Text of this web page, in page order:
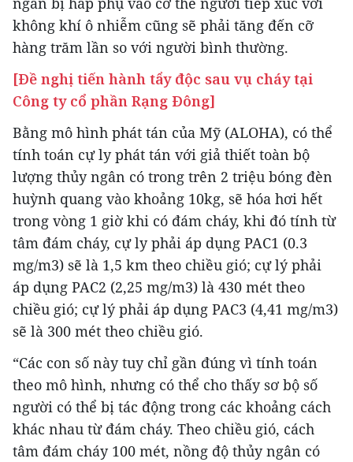
không khí ô nhiễm cũng sẽ phải tăng đến cỡ
hàng trăm lần so với người bình thường.
[Đề nghị tiến hành tẩy độc sau vụ cháy tại
Công ty cổ phần Rạng Đông]
Bằng mô hình phát tán của Mỹ (ALOHA), có thể
tính toán cự ly phát tán với giả thiết toàn bộ
lượng thủy ngân có trong trên 2 triệu bóng đèn
huỳnh quang vào khoảng 10kg, sẽ hóa hơi hết
trong vòng 1 giờ khi có đám cháy, khi đó tính từ
tâm đám cháy, cự ly phải áp dụng PAC1 (0.3
mg/m3) sẽ là 1,5 km theo chiều gió; cự lý phải
áp dụng PAC2 (2,25 mg/m3) là 430 mét theo
chiều gió; cự lý phải áp dụng PAC3 (4,41 mg/m3)
sẽ là 300 mét theo chiều gió.
“Các con số này tuy chỉ gần đúng vì tính toán
theo mô hình, nhưng có thể cho thấy sơ bộ số
người có thể bị tác động trong các khoảng cách
khác nhau từ đám cháy. Theo chiều gió, cách
tâm đám cháy 100 mét, nồng độ thủy ngân có